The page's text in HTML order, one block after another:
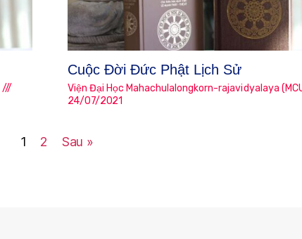
Cuộc Đời Đức Phật Lịch Sử
Viện Đại Học Mahachulalongkorn-rajavidyalaya
24/07/2021
1 2 Sau »